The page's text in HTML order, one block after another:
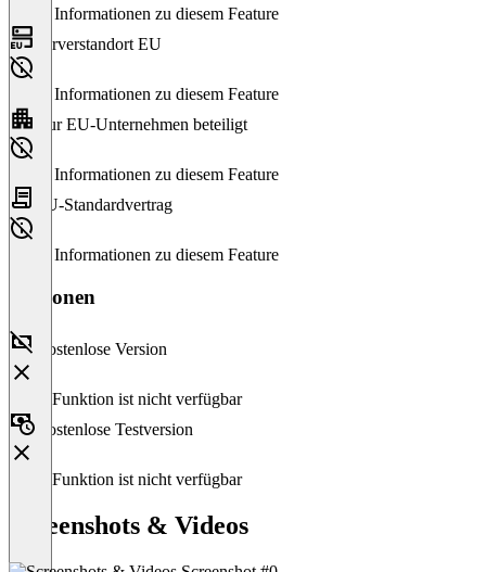
Keine Informationen zu diesem Feature
Serverstandort EU
Keine Informationen zu diesem Feature
Nur EU-Unternehmen beteiligt
Keine Informationen zu diesem Feature
EU-Standardvertrag
Keine Informationen zu diesem Feature
Versionen
Kostenlose Version
Diese Funktion ist nicht verfügbar
Kostenlose Testversion
Diese Funktion ist nicht verfügbar
Screenshots & Videos